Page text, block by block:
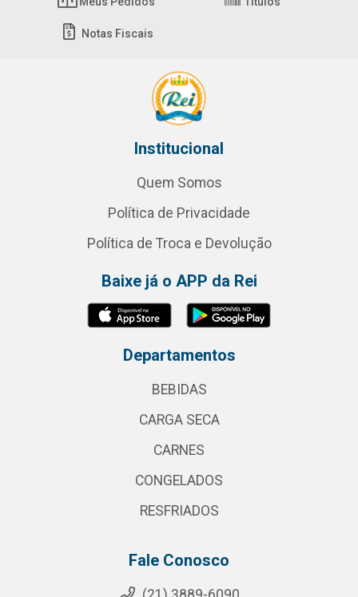
Notas Fiscais
Institucional
Quem Somos
Política de Privacidade
Política de Troca e Devolução
Baixe já o APP da Rei
Departamentos
BEBIDAS
CARGA SECA
CARNES
CONGELADOS
RESFRIADOS
Fale Conosco